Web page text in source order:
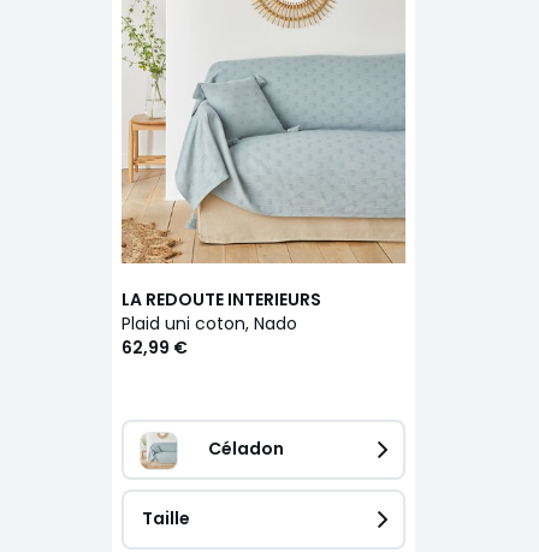
LA REDOUTE INTERIEURS
Plaid uni coton, Nado
62,99 €
Céladon
Taille